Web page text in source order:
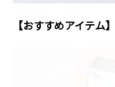
【おすすめアイテム】